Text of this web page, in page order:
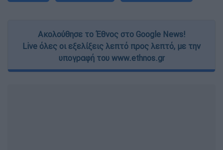
Ακολούθησε το Έθνος στο Google News!
Live όλες οι εξελίξεις λεπτό προς λεπτό, με την
υπογραφή του www.ethnos.gr